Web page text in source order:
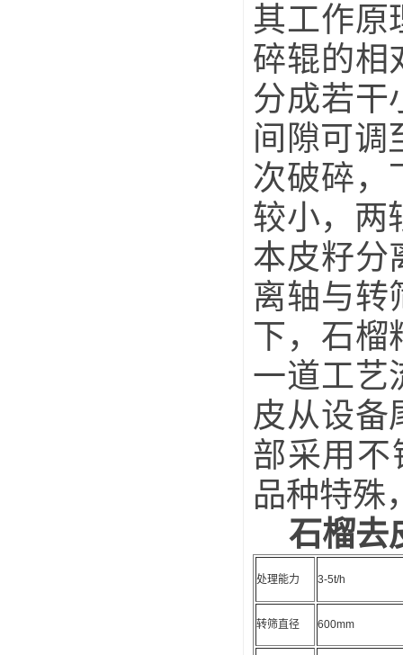
其工作原
碎辊的相
分成若干
间隙可调
次破碎，
较小，两
本皮籽分
离轴与转
下，石榴
一道工艺
皮从设备
部采用
品种特殊
石榴去
处理能力 3-5t/h
转筛直径 600mm